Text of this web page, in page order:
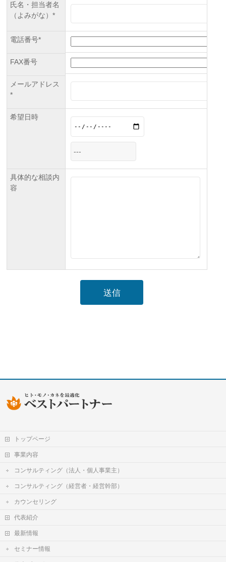
氏名・担当者名
（よみがな）*
電話番号*
FAX番号
メールアドレス
*
希望日時
具体的な相談内
容
トップページ
事業内容
コンサルティング（法人・個人事業主）
コンサルティング（経営者・経営幹部）
カウンセリング
代表紹介
最新情報
セミナー情報